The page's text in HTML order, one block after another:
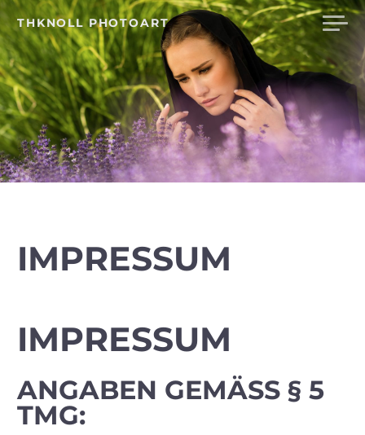
Skip
to
content
THKNOLL PHOTOART
IMPRESSUM
IMPRESSUM
ANGABEN GEMÄSS § 5 T
MG: